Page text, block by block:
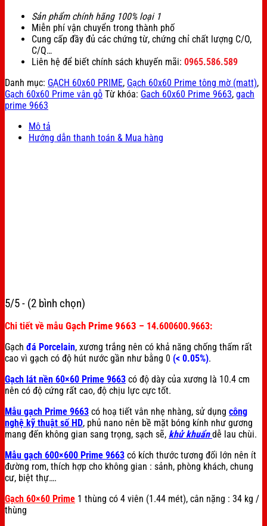
Sản phẩm chính hãng 100% loại 1
Miễn phí vận chuyển trong thành phố
Cung cấp đầy đủ các chứng từ, chứng chỉ chất lượng C/O,
C/Q…
Liên hệ để biết chính sách khuyến mãi: 0965.586.589
Danh mục: GẠCH 60x60 PRIME, Gạch 60x60 Prime tông mờ (matt),
Gạch 60x60 Prime vân gỗ Từ khóa: Gach 60x60 Prime 9663, gach
prime 9663
Mô tả
Hướng dẫn thanh toán & Mua hàng
5/5 - (2 bình chọn)
Chi tiết về mẫu Gạch Prime 9663 – 14.600600.9663:
Gạch đá Porcelain, xương trắng nên có khả năng chống thấm rất
cao vì gạch có độ hút nước gần như bằng 0 (< 0.05%).
Gạch lát nền 60×60 Prime 9663 có độ dày của xương là 10.4 cm
nên có độ cứng rất cao, độ chịu lực cực tốt.
Mẫu gạch Prime 9663 có hoạ tiết vân nhẹ nhàng, sử dụng công
nghệ kỹ thuật số HD, phủ nano nên bề mặt bóng kính như gương
mang đến không gian sang trọng, sạch sẽ, khử khuẩn dễ lau chùi.
Mẫu gạch 600×600 Prime 9663 có kích thước tương đối lớn nên ít
đường rom, thích hợp cho không gian : sảnh, phòng khách, chung
cư, biệt thự….
Gạch 60×60 Prime 1 thùng có 4 viên (1.44 mét), cân nặng : 34 kg /
thùng